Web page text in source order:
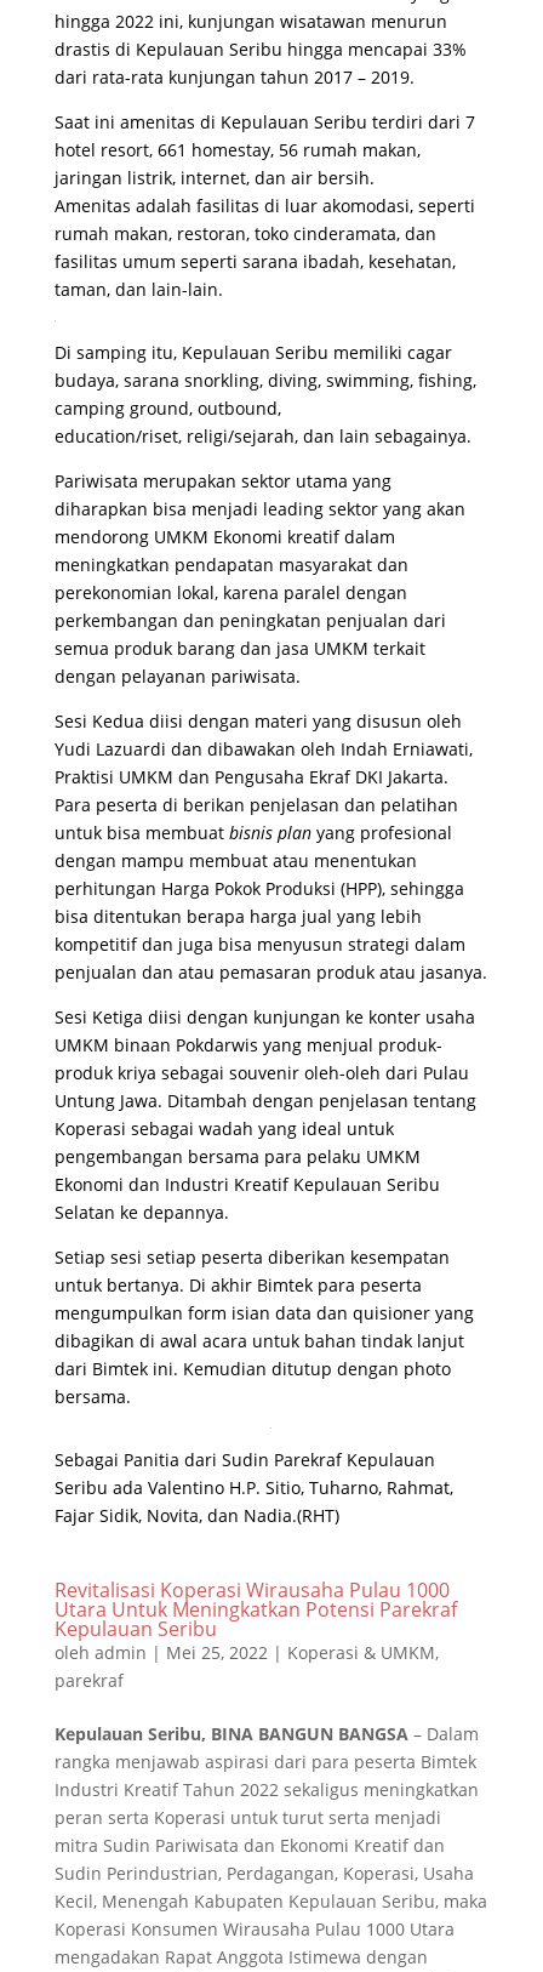
hingga 2022 ini, kunjungan wisatawan menurun
drastis di Kepulauan Seribu hingga mencapai 33%
dari rata-rata kunjungan tahun 2017 – 2019.
Saat ini amenitas di Kepulauan Seribu terdiri dari 7
hotel resort, 661 homestay, 56 rumah makan,
jaringan listrik, internet, dan air bersih.
Amenitas adalah fasilitas di luar akomodasi, seperti
rumah makan, restoran, toko cinderamata, dan
fasilitas umum seperti sarana ibadah, kesehatan,
taman, dan lain-lain.
Di samping itu, Kepulauan Seribu memiliki cagar
budaya, sarana snorkling, diving, swimming, fishing,
camping ground, outbound,
education/riset, religi/sejarah, dan lain sebagainya.
Pariwisata merupakan sektor utama yang
diharapkan bisa menjadi leading sektor yang akan
mendorong UMKM Ekonomi kreatif dalam
meningkatkan pendapatan masyarakat dan
perekonomian lokal, karena paralel dengan
perkembangan dan peningkatan penjualan dari
semua produk barang dan jasa UMKM terkait
dengan pelayanan pariwisata.
Sesi Kedua diisi dengan materi yang disusun oleh
Yudi Lazuardi dan dibawakan oleh Indah Erniawati,
Praktisi UMKM dan Pengusaha Ekraf DKI Jakarta.
Para peserta di berikan penjelasan dan pelatihan
untuk bisa membuat bisnis plan yang profesional
dengan mampu membuat atau menentukan
perhitungan Harga Pokok Produksi (HPP), sehingga
bisa ditentukan berapa harga jual yang lebih
kompetitif dan juga bisa menyusun strategi dalam
penjualan dan atau pemasaran produk atau jasanya.
Sesi Ketiga diisi dengan kunjungan ke konter usaha
UMKM binaan Pokdarwis yang menjual produk-
produk kriya sebagai souvenir oleh-oleh dari Pulau
Untung Jawa. Ditambah dengan penjelasan tentang
Koperasi sebagai wadah yang ideal untuk
pengembangan bersama para pelaku UMKM
Ekonomi dan Industri Kreatif Kepulauan Seribu
Selatan ke depannya.
Setiap sesi setiap peserta diberikan kesempatan
untuk bertanya. Di akhir Bimtek para peserta
mengumpulkan form isian data dan quisioner yang
dibagikan di awal acara untuk bahan tindak lanjut
dari Bimtek ini. Kemudian ditutup dengan photo
bersama.
Sebagai Panitia dari Sudin Parekraf Kepulauan
Seribu ada Valentino H.P. Sitio, Tuharno, Rahmat,
Fajar Sidik, Novita, dan Nadia.(RHT)
Revitalisasi Koperasi Wirausaha Pulau 1000
Utara Untuk Meningkatkan Potensi Parekraf
Kepulauan Seribu
oleh admin | Mei 25, 2022| Koperasi & UMKM,
parekraf
Kepulauan Seribu, BINA BANGUN BANGSA – Dalam
rangka menjawab aspirasi dari para peserta Bimtek
Industri Kreatif Tahun 2022 sekaligus meningkatkan
peran serta Koperasi untuk turut serta menjadi
mitra Sudin Pariwisata dan Ekonomi Kreatif dan
Sudin Perindustrian, Perdagangan, Koperasi, Usaha
Kecil, Menengah Kabupaten Kepulauan Seribu, maka
Koperasi Konsumen Wirausaha Pulau 1000 Utara
mengadakan Rapat Anggota Istimewa dengan